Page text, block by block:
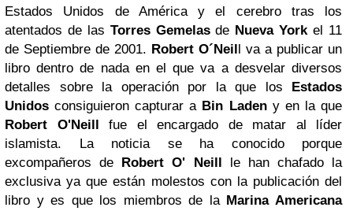
Estados Unidos de América y el cerebro tras los
atentados de las Torres Gemelasde Nueva Yorkel 11
de Septiembre de 2001. Robert O´Neill va a publicar un
libro dentro de nada en el que va a desvelar diversos
detalles sobre la operación por la que los Estados
Unidos consiguieron capturar a Bin Laden y en la que
Robert O'Neill fue el encargado de matar al líder
islamista. La noticia se ha conocido porque
excompañeros de Robert O' Neill le han chafado la
exclusiva ya que están molestos con la publicación del
libro y es que los miembros de la Marina Americana